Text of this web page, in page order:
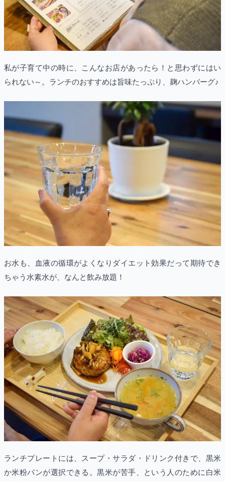
私が子育て中の時に、こんなお店があったら！と思わずにはい
られない～。ランチのおすすめは旨味たっぷり、麹ハンバーグ♪
お水も、血液の循環がよくなりダイエット効果だって期待でき
ちゃう水素水が、なんと飲み放題！
ランチプレートには、スープ・サラダ・ドリンク付きで、黒米
か米粉パンが選択できる。黒米が苦手、という人のために白米